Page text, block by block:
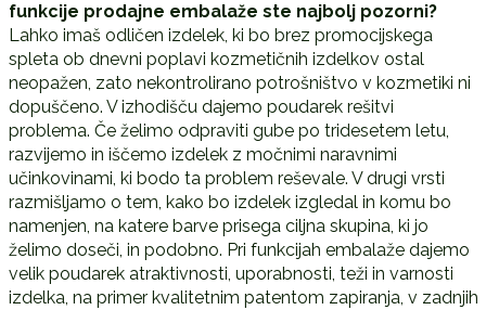
funkcije prodajne embalaže ste najbolj pozorni?
Lahko imaš odličen izdelek, ki bo brez promocijskega
spleta ob dnevni poplavi kozmetičnih izdelkov ostal
neopažen, zato nekontrolirano potrošništvo v kozmetiki ni
dopuščeno. V izhodišču dajemo poudarek rešitvi
problema. Če želimo odpraviti gube po tridesetem letu,
razvijemo in iščemo izdelek z močnimi naravnimi
učinkovinami, ki bodo ta problem reševale. V drugi vrsti
razmišljamo o tem, kako bo izdelek izgledal in komu bo
namenjen, na katere barve prisega ciljna skupina, ki jo
želimo doseči, in podobno. Pri funkcijah embalaže dajemo
velik poudarek atraktivnosti, uporabnosti, teži in varnosti
izdelka, na primer kvalitetnim patentom zapiranja, v zadnjih